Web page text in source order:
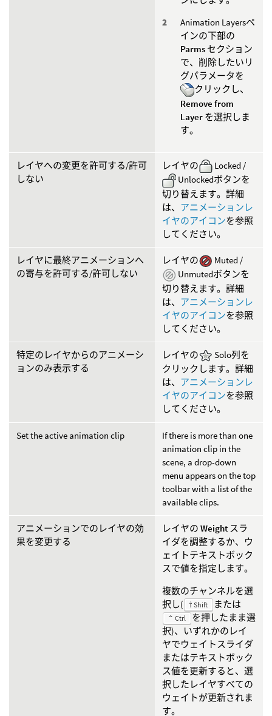
Animation Layersペ
インの下部の
Parms セクション
で、削除したいリ
グパラメータを
クリックし、
Remove from
Layer を選択しま
す。
レイヤへの変更を許可する/許可
しない
レイヤの
Locked /
Unlockedボタンを
切り替えます。詳細
は、 アニメーションレ
イヤのアイコンを参照
してください。
レイヤに最終アニメーションへ
の寄与を許可する/許可しない
レイヤの
Muted /
Unmutedボタンを
切り替えます。詳細
は、 アニメーションレ
イヤのアイコンを参照
してください。
特定のレイヤからのアニメーシ
ョンのみ表示する
レイヤの
Solo列を
クリックします。詳細
は、 アニメーションレ
イヤのアイコンを参照
してください。
Set the active animation clip
If there is more than one
animation clip in the
scene, a drop-down
menu appears on the top
toolbar with a list of the
available clips.
アニメーションでのレイヤの効
果を変更する
レイヤの Weight スラ
イダを調整するか、ウ
ェイトテキストボック
スで値を指定します。
複数のチャンネルを選
択し(
⇧ Shift または
⌃ Ctrl
を押したまま選
択)、いずれかのレイ
ヤでウェイトスライダ
またはテキストボック
ス値を更新すると、選
択したレイヤすべての
ウェイトが更新されま
す。